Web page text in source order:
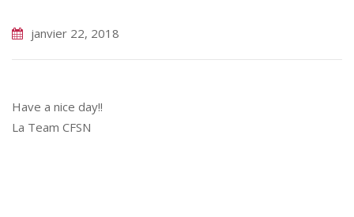
janvier 22, 2018
Have a nice day!!
La Team CFSN